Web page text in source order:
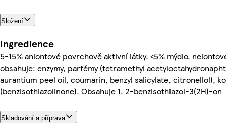
Složení
Ingredience
5-15% aniontové povrchově aktivní látky, <5% mýdlo,
obsahuje: enzymy, parfémy (tetramethyl
aurantium peel oil, coumarin, benzyl salicylate, citronellol),
(benzisothiazolinone), Obsahuje 1, 2-benzisothiazol-3(2H)-on
Skladování a příprava